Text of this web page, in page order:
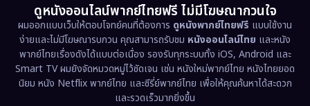
Emotional (61)
Epic มหากาพย์ (233)
Erotic (43)
ดูหนังออนไลน์พากย์ไทยฟรี ไม่มีโฆษณากวนใจ
ผมออกแบบเว็บให้ตอบโจทย์คนที่ต้องการ ดูหนังพากย์ไทยฟรี แบบใช้งาน
ง่ายและไม่มีโฆษณารบกวน คุณสามารถรับชม หนังออนไลน์ไทย และหนัง
พากย์ไทยเรื่องดังได้แบบต่อเนื่อง รองรับทุกระบบทั้ง iOS, Android และ
Smart TV ผมยังจัดหมวดหมู่ไว้ชัดเจน เช่น หนังใหม่พากย์ไทย หนังไทยยอด
นิยม หนัง Netflix พากย์ไทย และซีรี่ย์พากย์ไทย เพื่อให้คุณค้นหาได้สะดวก
และรวดเร็วมากยิ่งขึ้น